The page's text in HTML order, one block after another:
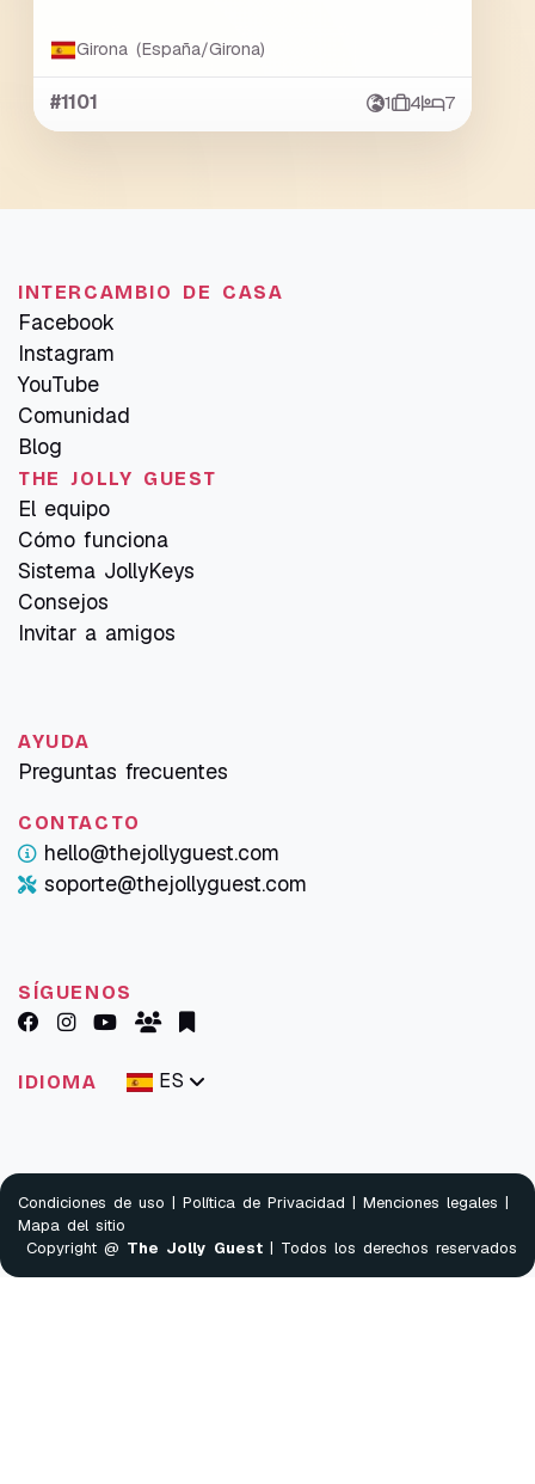
Girona (España/Girona)
#1101 1 4 7
INTERCAMBIO DE CASA
Facebook
Instagram
YouTube
Comunidad
Blog
THE JOLLY GUEST
El equipo
Cómo funciona
Sistema JollyKeys
Consejos
Invitar a amigos
AYUDA
Preguntas frecuentes
CONTACTO
hello@thejollyguest.com
soporte@thejollyguest.com
SÍGUENOS
IDIOMA ES
Condiciones de uso Política de Privacidad Menciones legales
Mapa del sitio
Copyright @ The Jolly Guest | Todos los derechos reservados